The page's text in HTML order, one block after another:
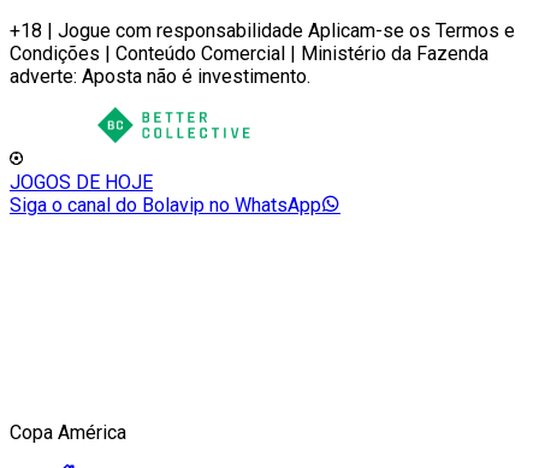
+18 | Jogue com responsabilidade Aplicam-se os Termos e
Condições | Conteúdo Comercial | Ministério da Fazenda
adverte: Aposta não é investimento.
JOGOS DE HOJE
Siga o canal do Bolavip no WhatsApp
Copa América